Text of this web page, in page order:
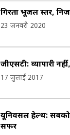
गिरता भूजल स्तर,
23 जनवरी 2020
जीएसटी: व्यापारी
17 जुलाई 2017
यूनिवर्सल हेल्थ: सबको
सफर